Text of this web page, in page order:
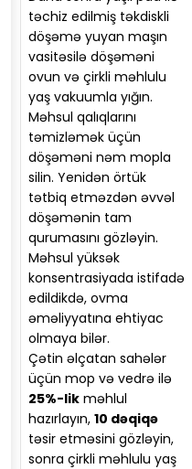
təchiz edilmiş təkdiskli
döşəmə yuyan maşın
vasitəsilə döşəməni
ovun və çirkli məhlulu
yaş vakuumla yığın.
Məhsul qalıqlarını
təmizləmək üçün
döşəməni nəm mopla
silin. Yenidən örtük
tətbiq etməzdən əvvəl
döşəmənin tam
qurumasını gözləyin.
Məhsul yüksək
konsentrasiyada istifadə
edildikdə, ovma
əməliyyatına ehtiyac
olmaya bilər.
Çətin əlçatan sahələr
üçün mop və vedrə ilə
25%-lik məhlul
hazırlayın, 10 dəqiqə
təsir etməsini gözləyin,
sonra çirkli məhlulu yaş